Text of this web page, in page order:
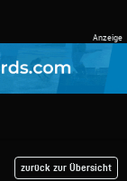
zurück zur Übersicht